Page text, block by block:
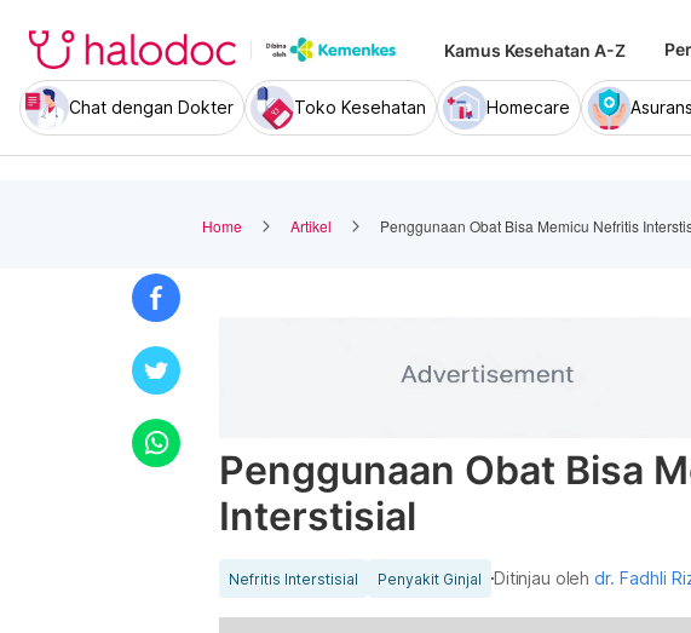
Kamus Kesehatan A-Z
Chat dengan Dokter Toko Kesehatan Homecare
Home Artikel Penggunaan Obat Bisa Memicu Nefritis
Penggunaan Obat Bisa
Interstisial
Nefritis Interstisial Penyakit Ginjal Ditinjau olehdr. Fadhli